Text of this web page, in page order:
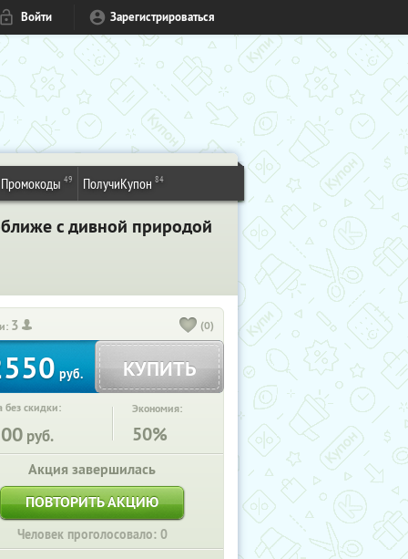
Войти Зарегистрироваться
Промокоды 49 ПолучиКупон 84
с дивной природой
3 (0)
руб. КУПИТЬ
без скидки:
руб.
Экономия:
50%
Акция завершилась
ПОВТОРИТЬ АКЦИЮ
Человек проголосовало: 0